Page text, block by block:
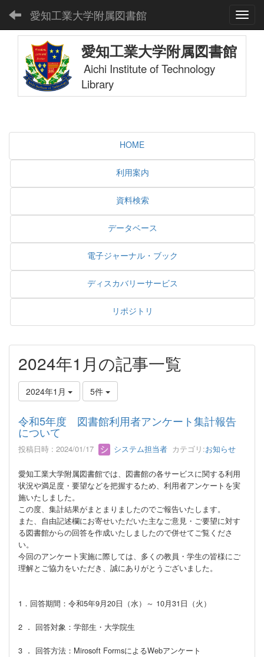
愛知工業大学附属図書館
愛知工業大学附属図書館
Aichi Institute of Technology
Library
HOME
利用案内
資料検索
データベース
電子ジャーナル・ブック
ディスカバリーサービス
リポジトリ
2024年1月の記事一覧
2024年1月 5件
令和5年度 図書館利用者アンケート集計報告
について
投稿日時 : 2024/01/17 システム担当者 カテゴリ:お知らせ
愛知工業大学附属図書館では、図書館の各サービスに関する利用
状況や満足度・要望などを把握するため、利用者アンケートを実
施いたしました。
この度、集計結果がまとまりましたのでご報告いたします。
また、自由記述欄にお寄せいただいた主なご意見・ご要望に対す
る図書館からの回答を作成いたしましたので併せてご覧くださ
い。
今回のアンケート実施に際しては、多くの教員・学生の皆様にご
理解とご協力をいただき、誠にありがとうございました。
1．回答期間：令和5年9月20日（水）～ 10月31日（火）
2 ． 回答対象：学部生・大学院生
3 ． 回答方法：Mirosoft FormsによるWebアンケート